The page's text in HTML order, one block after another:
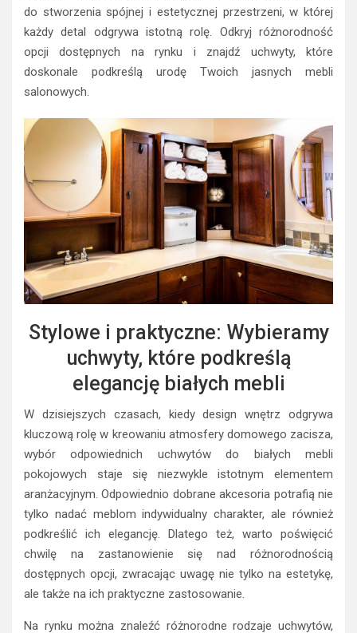
do stworzenia spójnej i estetycznej przestrzeni, w której
każdy detal odgrywa istotną rolę. Odkryj różnorodność
opcji dostępnych na rynku i znajdź uchwyty, które
doskonale podkreślą urodę Twoich jasnych mebli
salonowych.
Stylowe i praktyczne: Wybieramy
uchwyty, które podkreślą
elegancję białych mebli
W dzisiejszych czasach, kiedy design wnętrz odgrywa
kluczową rolę w kreowaniu atmosfery domowego zacisza,
wybór odpowiednich uchwytów do białych mebli
pokojowych staje się niezwykle istotnym elementem
aranżacyjnym. Odpowiednio dobrane akcesoria potrafią nie
tylko nadać meblom indywidualny charakter, ale również
podkreślić ich elegancję. Dlatego też, warto poświęcić
chwilę na zastanowienie się nad różnorodnością
dostępnych opcji, zwracając uwagę nie tylko na estetykę,
ale także na ich praktyczne zastosowanie.
Na rynku można znaleźć różnorodne rodzaje uchwytów,